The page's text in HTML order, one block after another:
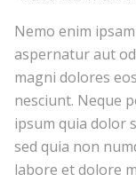
Nemo enim
aspernatur aut
magni dolores
nesciunt. Neque
ipsum quia dolor
sed quia non
labore et dolore